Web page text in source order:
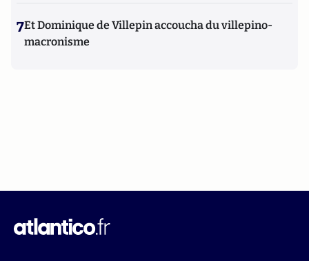
7Et Dominique de Villepin accoucha du villepino-
macronisme